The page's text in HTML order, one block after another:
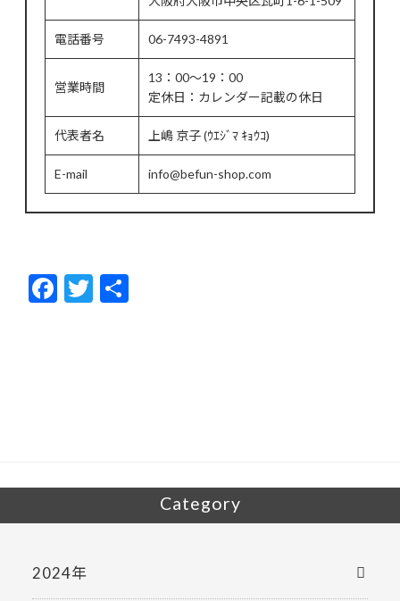
電話番号 06-7493-4891
営業時間
13：00～19：00
定休日：カレンダー記載の休日
代表者名 上嶋 京子 (ｳｴｼﾞﾏ ｷｮｳｺ)
E-mail info@befun-shop.com
F
T
Category
2024年